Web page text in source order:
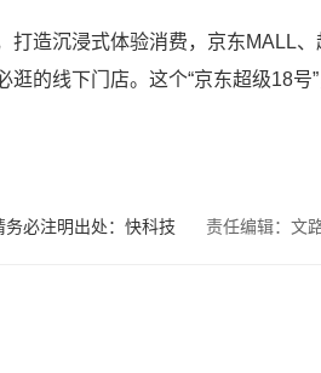
打造沉浸式体验消费，京东MALL
逛的线下门店。这个“京东超级18
务必注明出处：快科技 责任编辑：文